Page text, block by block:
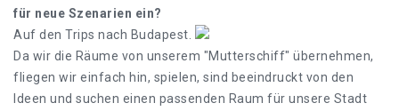
für neue Szenarien ein?
Auf den Trips nach Budapest.
Da wir die Räume von unserem "Mutterschiff" übernehmen,
fliegen wir einfach hin, spielen, sind beeindruckt von den
Ideen und suchen einen passenden Raum für unsere Stadt